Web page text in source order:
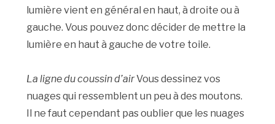
lumière vient en général en haut, à droite ou à
gauche. Vous pouvez donc décider de mettre la
lumière en haut à gauche de votre toile.
La ligne du coussin d’airVous dessinez vos
nuages qui ressemblent un peu à des moutons.
Il ne faut cependant pas oublier que les nuages